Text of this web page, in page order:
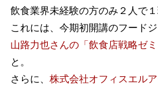
飲食業界未経験の方のみ２人で
これには、今期初開講のフード
山路力也さんの「飲食店戦略ゼミ
と。
さらに、 株式会社オフィスエル